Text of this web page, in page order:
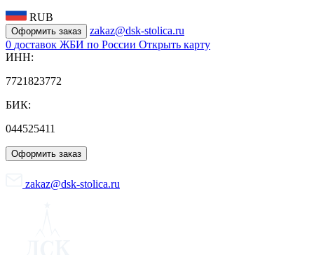
RUB
Оформить заказ
zakaz@dsk-stolica.ru
0 доставок ЖБИ по России Открыть карту
ИНН:
7721823772
БИК:
044525411
Оформить заказ
zakaz@dsk-stolica.ru